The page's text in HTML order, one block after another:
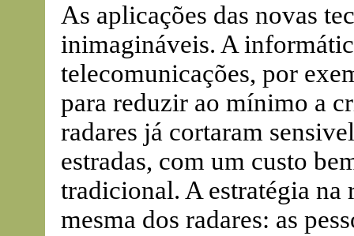
As aplicações das novas
inimagináveis. A
telecomunicações, por
para reduzir ao mínimo a
radares já cortaram
estradas, com um custo
tradicional. A estratégia na
mesma dos radares: as